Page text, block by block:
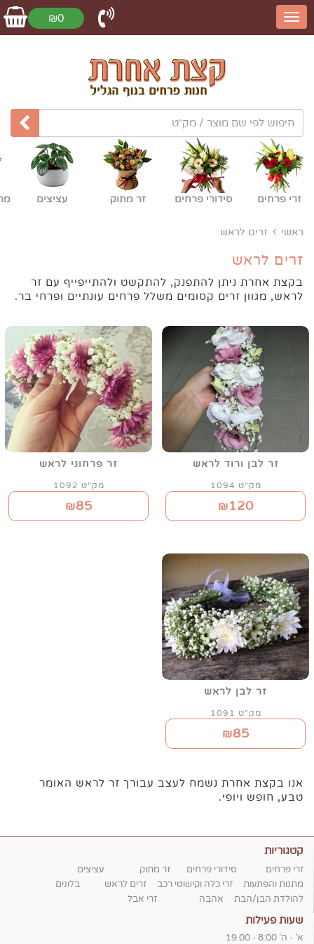
₪0
זרי פרחים סידורי פרחים זר מתוק עציצים
ראשי זרים לראש
זרים לראש
בקצת אחרת ניתן להתפנק, להתקשט ולהתייפייף עם זר
לראש, מגוון זרים קסומים משלל פרחים עונתיים ופרחי בר.
זר לבן ורוד לראש
מק"ט 1094
₪120
זר פרחוני לראש
מק"ט 1092
₪85
זר לבן לראש
מק"ט 1091
₪85
אנו בקצת אחרת נשמח לעצב עבורך זר לראש האומר
טבע, חופש ויופי.
קטגוריות
זרי פרחים סידורי פרחים זר מתוק
עציצים
מתנות והפתעות
זרי כלה וקישוטי רכב זרים לראש
בלונים
להולדת הבן/הבת
אהבה זרי אבל
שעות פעילות
א' - ה' 8:00 - 19.00